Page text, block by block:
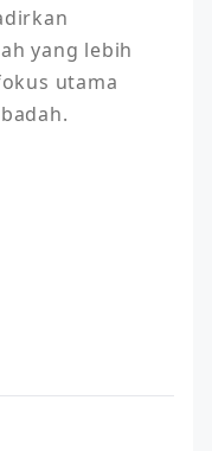
yang lebih
utama